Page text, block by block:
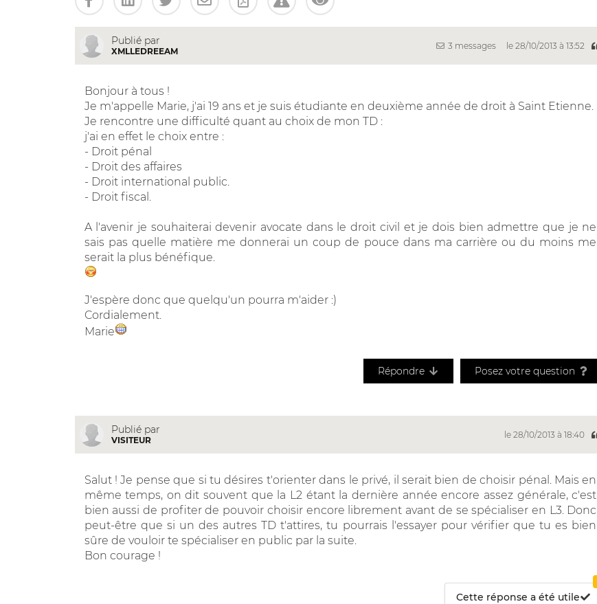
Publié par
XMLLEDREEAM
3 messages le 28/10/2013 à 13:52
Bonjour à tous !
Je m'appelle Marie, j'ai 19 ans et je suis étudiante en deuxième année de droit à Saint Etienne.
Je rencontre une difficulté quant au choix de mon TD :
j'ai en effet le choix entre :
- Droit pénal
- Droit des affaires
- Droit international public.
- Droit fiscal.
A l'avenir je souhaiterai devenir avocate dans le droit civil et je dois bien admettre que je ne
sais pas quelle matière me donnerai un coup de pouce dans ma carrière ou du moins me
serait la plus bénéfique.
J'espère donc que quelqu'un pourra m'aider :)
Cordialement.
Marie
Répondre Posez votre question
Publié par
VISITEUR
le 28/10/2013 à 18:40
Salut ! Je pense que si tu désires t'orienter dans le privé, il serait bien de choisir pénal. Mais en
même temps, on dit souvent que la L2 étant la dernière année encore assez générale, c'est
bien aussi de profiter de pouvoir choisir encore librement avant de se spécialiser en L3. Donc
peut-être que si un des autres TD t'attires, tu pourrais l'essayer pour vérifier que tu es bien
sûre de vouloir te spécialiser en public par la suite.
Bon courage !
Cette réponse a été utile